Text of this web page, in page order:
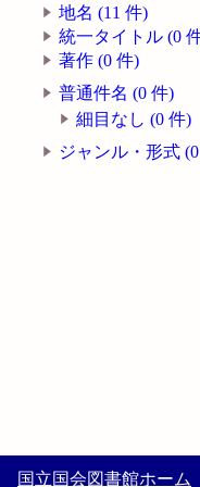
地名 (11 件)
統一タイトル (0
著作 (0 件)
普通件名 (0 件)
細目なし (0 件)
ジャンル・形式
国立国会図書館ホーム